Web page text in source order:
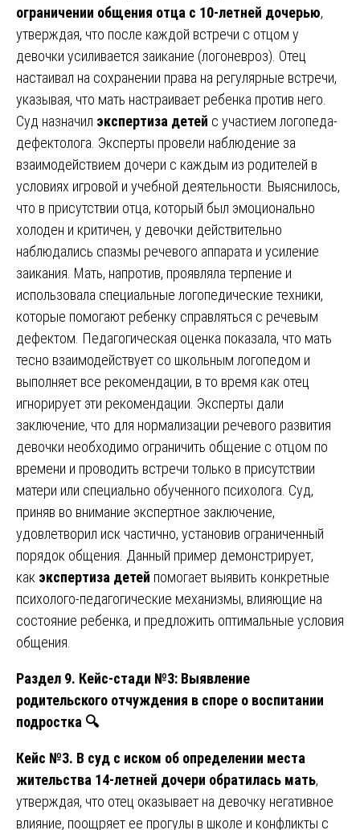
ограничении общения отца с 10-летней дочерью,
утверждая, что после каждой встречи с отцом у
девочки усиливается заикание (логоневроз). Отец
настаивал на сохранении права на регулярные встречи,
указывая, что мать настраивает ребенка против него.
Суд назначил экспертиза детей с участием логопеда-
дефектолога. Эксперты провели наблюдение за
взаимодействием дочери с каждым из родителей в
условиях игровой и учебной деятельности. Выяснилось,
что в присутствии отца, который был эмоционально
холоден и критичен, у девочки действительно
наблюдались спазмы речевого аппарата и усиление
заикания. Мать, напротив, проявляла терпение и
использовала специальные логопедические техники,
которые помогают ребенку справляться с речевым
дефектом. Педагогическая оценка показала, что мать
тесно взаимодействует со школьным логопедом и
выполняет все рекомендации, в то время как отец
игнорирует эти рекомендации. Эксперты дали
заключение, что для нормализации речевого развития
девочки необходимо ограничить общение с отцом по
времени и проводить встречи только в присутствии
матери или специально обученного психолога. Суд,
приняв во внимание экспертное заключение,
удовлетворил иск частично, установив ограниченный
порядок общения. Данный пример демонстрирует,
как экспертиза детей помогает выявить конкретные
психолого-педагогические механизмы, влияющие на
состояние ребенка, и предложить оптимальные условия
общения.
Раздел 9. Кейс-стади №3: Выявление
родительского отчуждения в споре о воспитании
подростка 🔍
Кейс №3. В суд с иском об определении места
жительства 14-летней дочери обратилась мать,
утверждая, что отец оказывает на девочку негативное
влияние, поощряет ее прогулы в школе и конфликты с